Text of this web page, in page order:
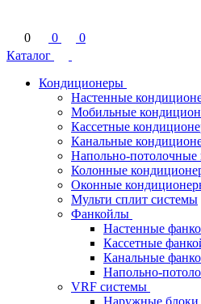
0 0
0
Каталог
Кондиционеры
Настенные
Мобильные
Кассетные
Канальные
Напольно-
Колонные
Оконные
Мульти сплит системы
Фанкойлы
Настенные
Кассетные
Канальные
Напольно-
VRF системы
Наружные блоки